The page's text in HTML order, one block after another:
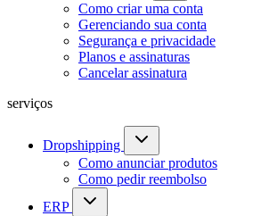
Como criar uma conta
Gerenciando sua conta
Segurança e privacidade
Planos e assinaturas
Cancelar assinatura
serviços
Dropshipping
Como anunciar produtos
Como pedir reembolso
ERP